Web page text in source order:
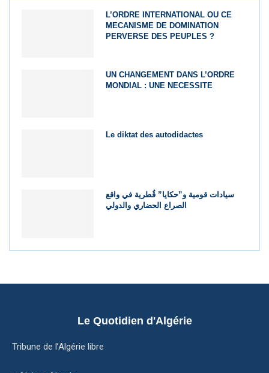
L’ORDRE INTERNATIONAL OU CE
MECANISME DE DOMINATION
PERVERSE DES PEUPLES ?
UN CHANGEMENT DANS L’ORDRE
MONDIAL : UNE NECESSITE
Le diktat des autodidactes
سيادات قومية و”حكايا” قُطرية في واقع
الصراع الحضاري والدولي
Le Quotidien d'Algérie
Tribune de l’Algérie libre